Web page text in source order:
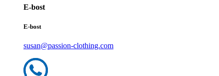
E-bost
E-bost
susan@passion-clothing.com